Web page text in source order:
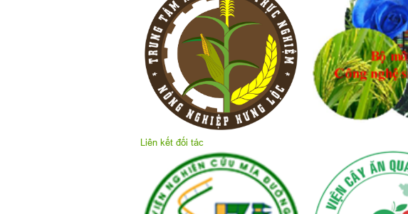
Liên kết đối tác